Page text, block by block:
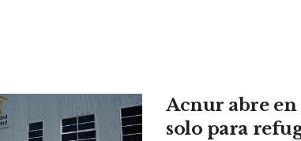
Acnur abre
solo para